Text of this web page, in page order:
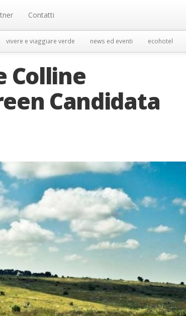
Contatti
vivere e viaggiare verde news ed eventi ecohotel
Colline
Candidata